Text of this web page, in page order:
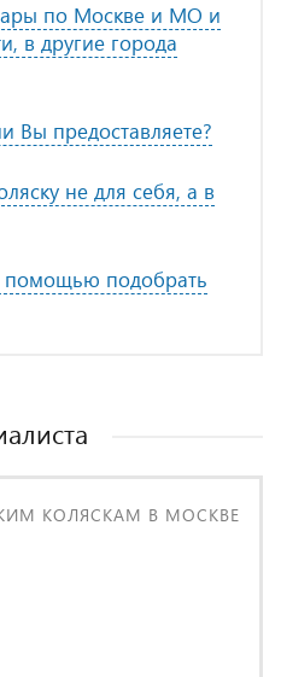
по Москве и МО и
в другие города
Вы предоставляете?
не для себя, а в
подобрать
КОЛЯСКАМ В МОСКВЕ